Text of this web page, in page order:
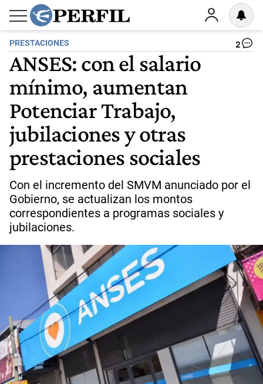
PRESTACIONES 2
ANSES: con el salario
mínimo, aumentan
Potenciar Trabajo,
jubilaciones y otras
prestaciones sociales
Con el incremento del SMVM anunciado por el
Gobierno, se actualizan los montos
correspondientes a programas sociales y
jubilaciones.